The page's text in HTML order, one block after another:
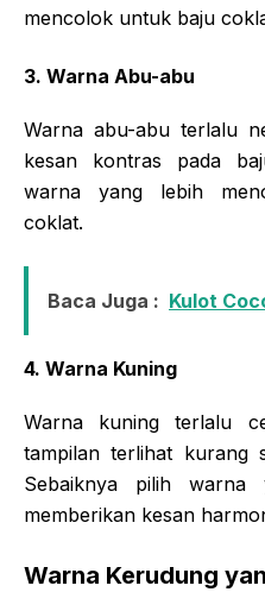
mencolok untuk baju
3. Warna Abu-abu
Warna abu-abu terlalu
kesan kontras pada
warna yang lebih
coklat.
Baca Juga : Kulot
4. Warna Kuning
Warna kuning terlalu
tampilan terlihat kurang
Sebaiknya pilih
memberikan kesan
Warna Kerudung